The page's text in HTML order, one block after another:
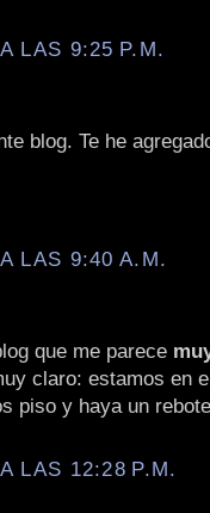
LAS 9:25 P.M.
blog. Te he
LAS 9:40 A.M.
que me parece
claro: estamos en
piso y haya un
LAS 12:28 P.M.